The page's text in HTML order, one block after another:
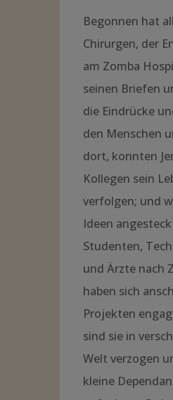
Begonnen hat
Chirurgen, der
am Zomba
seinen Briefen
die Eindrücke
den Menschen
dort, konnten
Kollegen sein
verfolgen; und
Ideen
Studenten,
und Ärzte nach
haben sich
Projekten
sind sie in
Welt verzogen
kleine